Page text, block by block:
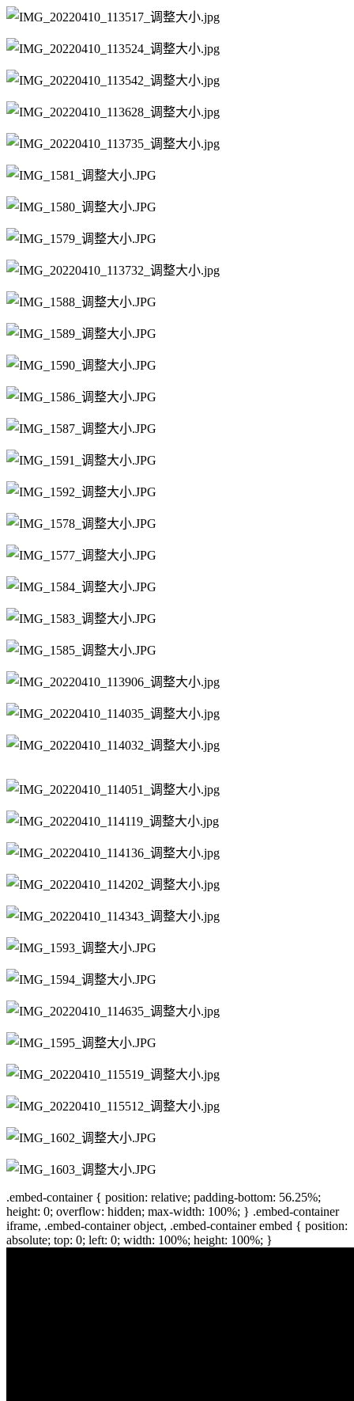
.embed-container { position: relative; padding-bottom: 56.25%;
height: 0; overflow: hidden; max-width: 100%; } .embed-container
iframe, .embed-container object, .embed-container embed { position:
absolute; top: 0; left: 0; width: 100%; height: 100%; }